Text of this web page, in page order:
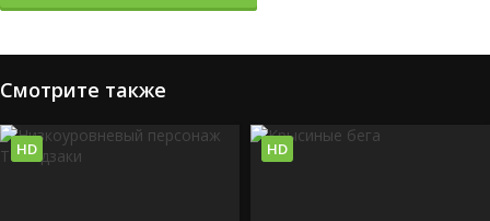
Смотрите также
HD HD